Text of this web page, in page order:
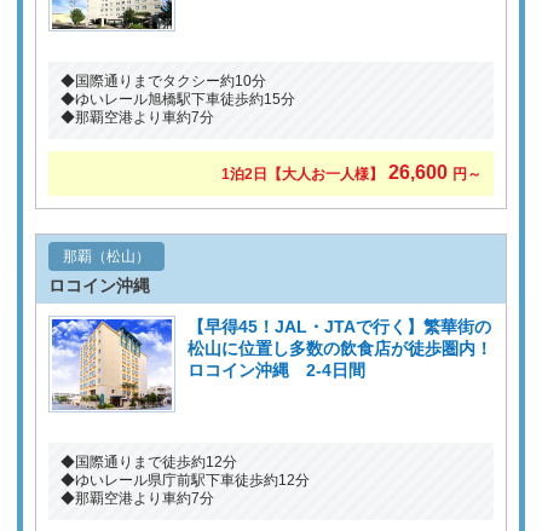
◆国際通りまでタクシー約10分
◆ゆいレール旭橋駅下車徒歩約15分
◆那覇空港より車約7分
1泊2日 【大人お一人様】 26,600 円～
那覇（松山）
ロコイン沖縄
【早得45！JAL・JTAで行く】繁華街の
松山に位置し多数の飲食店が徒歩圏内！
ロコイン沖縄 2-4日間
◆国際通りまで徒歩約12分
◆ゆいレール県庁前駅下車徒歩約12分
◆那覇空港より車約7分